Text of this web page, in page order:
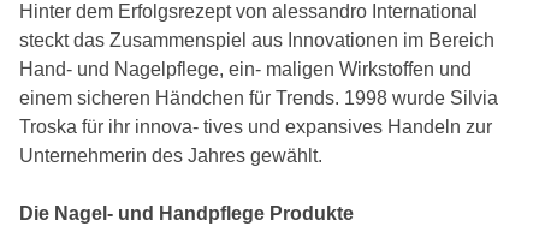
Hinter dem Erfolgsrezept von alessandro International
steckt das Zusammenspiel aus Innovationen im Bereich
Hand- und Nagelpflege, ein- maligen Wirkstoffen und
einem sicheren Händchen für Trends. 1998 wurde Silvia
Troska für ihr innova- tives und expansives Handeln zur
Unternehmerin des Jahres gewählt.
Die Nagel- und Handpflege Produkte